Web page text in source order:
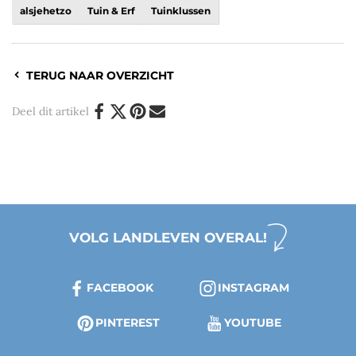
alsjehetzo Tuin & Erf Tuinklussen
TERUG NAAR OVERZICHT
Deel dit artikel
VOLG LANDLEVEN OVERAL!
FACEBOOK INSTAGRAM
PINTEREST YOUTUBE